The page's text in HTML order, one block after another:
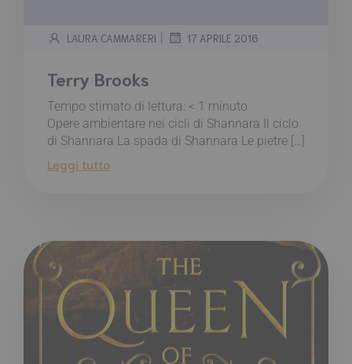
LAURA CAMMARERI | 17 APRILE 2016
Terry Brooks
Tempo stimato di lettura: < 1 minuto
Opere ambientare nei cicli di Shannara Il ciclo
di Shannara La spada di Shannara Le pietre […]
Leggi tutto